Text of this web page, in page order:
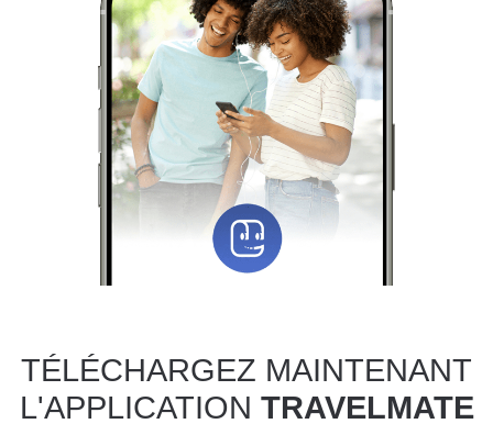
TÉLÉCHARGEZ MAINTENANT
L'APPLICATION TRAVELMATE